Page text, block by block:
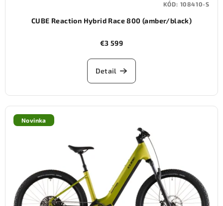
CUBE Reaction Hybrid Race 800 (amber/black)
€3 599
Detail
KÓD: 108410-S
Novinka